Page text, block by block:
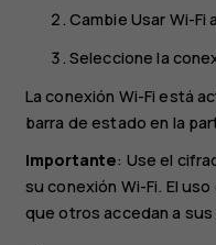
Cambie Usar Wi-Fi
Seleccione la
La conexión Wi-Fi está
barra de estado en la
Importante: Use el
su conexión Wi-Fi. El
que otros accedan a